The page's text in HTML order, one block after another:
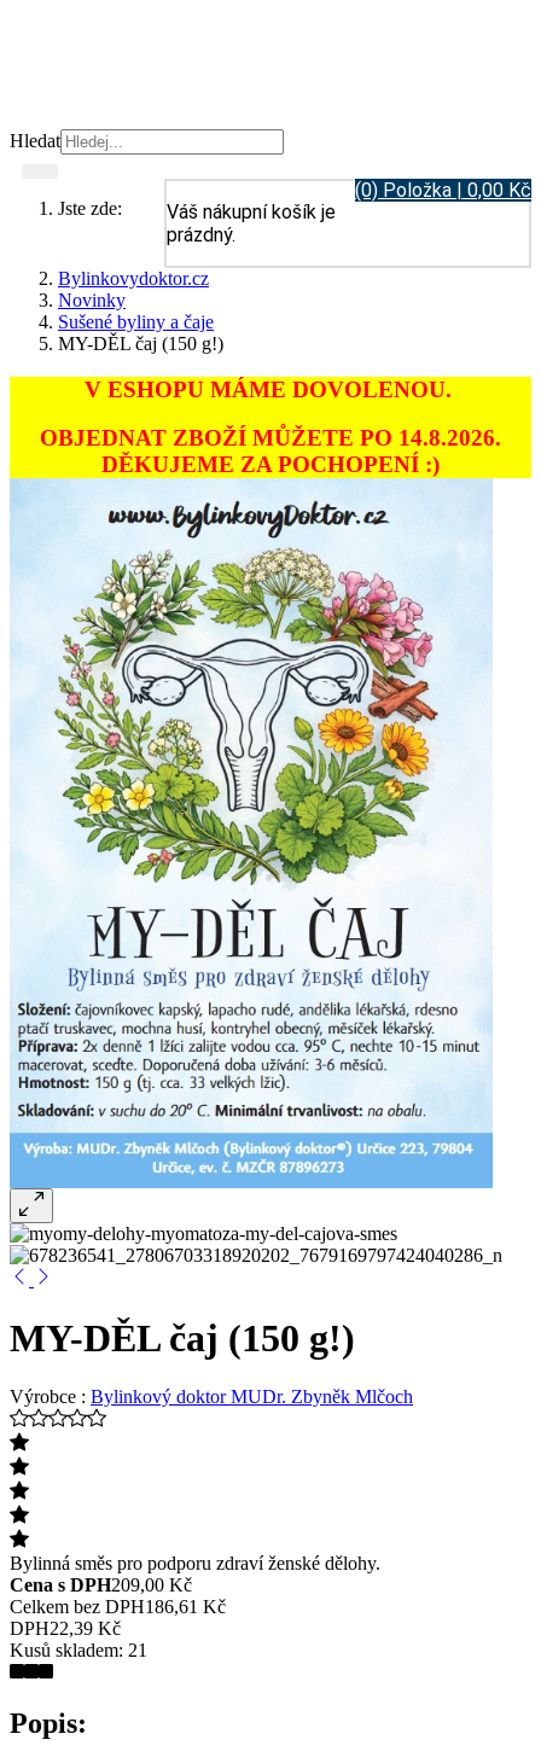
Hledat
(0) Položka | 0,00 Kč
Váš nákupní košík je
prázdný.
Jste zde:
Bylinkovydoktor.cz
Novinky
Sušené byliny a čaje
MY-DĚL čaj (150 g!)
V ESHOPU MÁME DOVOLENOU.
OBJEDNAT ZBOŽÍ MŮŽETE PO 14.8.2026.
DĚKUJEME ZA POCHOPENÍ :)
MY-DĚL čaj (150 g!)
Výrobce : Bylinkový doktor MUDr. Zbyněk Mlčoch
Bylinná směs pro podporu zdraví ženské dělohy.
Cena s DPH209,00 Kč
Celkem bez DPH186,61 Kč
DPH22,39 Kč
Kusů skladem: 21
Popis: